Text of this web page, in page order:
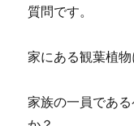
質問です。
家にある観葉植
家族の一員であ